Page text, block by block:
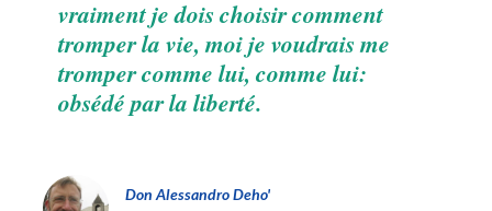
vraiment je dois choisir comment
tromper la vie, moi je voudrais me
tromper comme lui, comme lui:
obsédé par la liberté.
Don Alessandro Deho'